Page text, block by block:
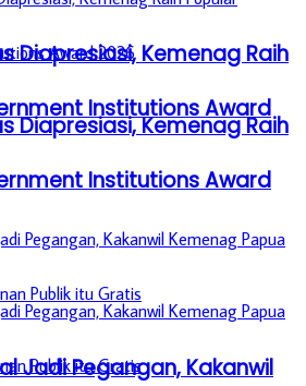
Diapresiasi, Kemenag Raih
Institutions Award
Jadi Pegangan, Kakanwil
Diapresiasi, Kemenag Raih
Institutions Award